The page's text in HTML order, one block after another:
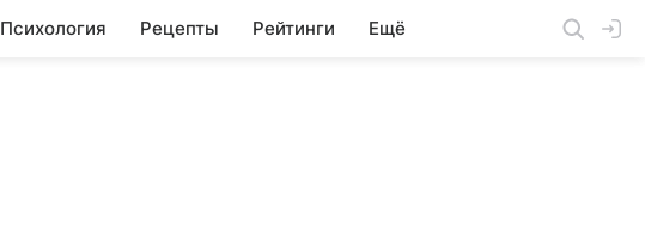
Психология Рецепты Рейтинги Ещё